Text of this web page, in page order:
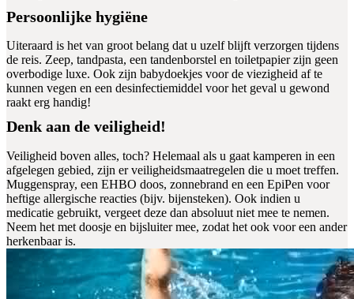
Persoonlijke hygiëne
Uiteraard is het van groot belang dat u uzelf blijft verzorgen tijdens
de reis. Zeep, tandpasta, een tandenborstel en toiletpapier zijn geen
overbodige luxe. Ook zijn babydoekjes voor de viezigheid af te
kunnen vegen en een desinfectiemiddel voor het geval u gewond
raakt erg handig!
Denk aan de veiligheid!
Veiligheid boven alles, toch? Helemaal als u gaat kamperen in een
afgelegen gebied, zijn er veiligheidsmaatregelen die u moet treffen.
Muggenspray, een EHBO doos, zonnebrand en een EpiPen voor
heftige allergische reacties (bijv. bijensteken). Ook indien u
medicatie gebruikt, vergeet deze dan absoluut niet mee te nemen.
Neem het met doosje en bijsluiter mee, zodat het ook voor een ander
herkenbaar is.